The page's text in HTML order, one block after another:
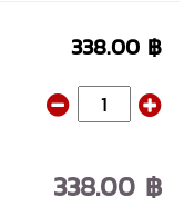
338.00 ฿
338.00 ฿